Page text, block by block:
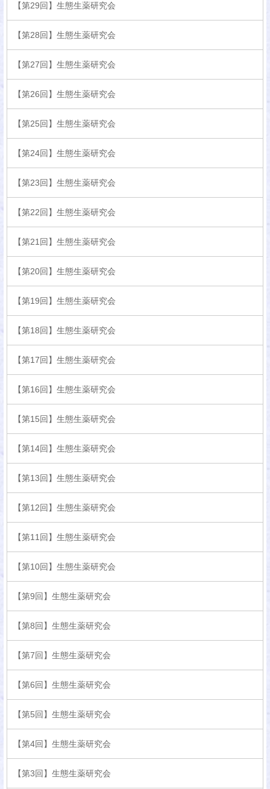
【第29回】生態生薬研究会
【第28回】生態生薬研究会
【第27回】生態生薬研究会
【第26回】生態生薬研究会
【第25回】生態生薬研究会
【第24回】生態生薬研究会
【第23回】生態生薬研究会
【第22回】生態生薬研究会
【第21回】生態生薬研究会
【第20回】生態生薬研究会
【第19回】生態生薬研究会
【第18回】生態生薬研究会
【第17回】生態生薬研究会
【第16回】生態生薬研究会
【第15回】生態生薬研究会
【第14回】生態生薬研究会
【第13回】生態生薬研究会
【第12回】生態生薬研究会
【第11回】生態生薬研究会
【第10回】生態生薬研究会
【第9回】生態生薬研究会
【第8回】生態生薬研究会
【第7回】生態生薬研究会
【第6回】生態生薬研究会
【第5回】生態生薬研究会
【第4回】生態生薬研究会
【第3回】生態生薬研究会